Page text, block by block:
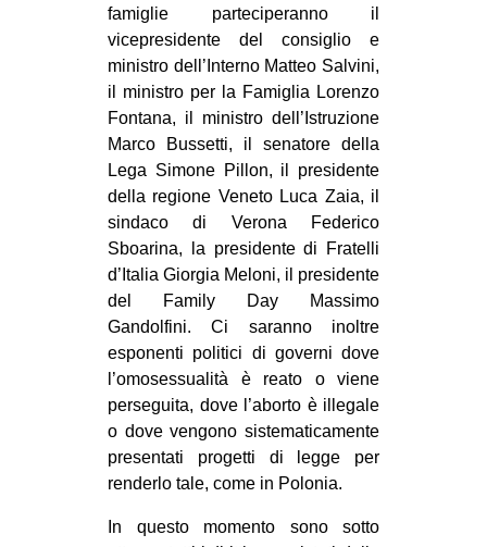
famiglie parteciperanno il
vicepresidente del consiglio e
ministro dell’Interno Matteo Salvini,
il ministro per la Famiglia Lorenzo
Fontana, il ministro dell’Istruzione
Marco Bussetti, il senatore della
Lega Simone Pillon, il presidente
della regione Veneto Luca Zaia, il
sindaco di Verona Federico
Sboarina, la presidente di Fratelli
d’Italia Giorgia Meloni, il presidente
del Family Day Massimo
Gandolfini. Ci saranno inoltre
esponenti politici di governi dove
l’omosessualità è reato o viene
perseguita, dove l’aborto è illegale
o dove vengono sistematicamente
presentati progetti di legge per
renderlo tale, come in Polonia.
In questo momento sono sotto